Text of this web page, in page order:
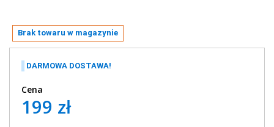
Brak towaru w magazynie
DARMOWA DOSTAWA!
Cena
199 zł